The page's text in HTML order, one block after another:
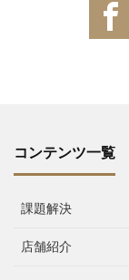
コンテンツ一覧
課題解決
店舗紹介